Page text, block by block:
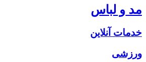
مد و لباس
خدمات آنلاین
ورزشی